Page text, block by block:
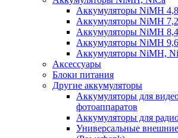
Аккумуляторы NiMH
Аккумуляторы NiMH
Аккумуляторы NiMH
Аккумуляторы NiMH
Аккумуляторы NiMH,
Аксессуары
Блоки питания
Другие аккумуляторы
Аккумуляторы для
фотоаппаратов
Аккумуляторы для
Универсальные